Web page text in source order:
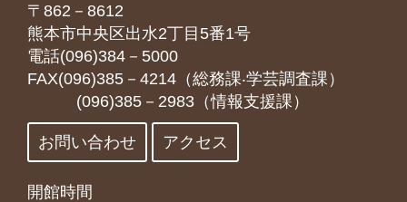
〒862－8612
熊本市中央区出水2丁目5番1号
電話(096)384－5000
FAX(096)385－4214（総務課‧学芸調査課）
(096)385－2983（情報支援課）
お問い合わせ アクセス
開館時間